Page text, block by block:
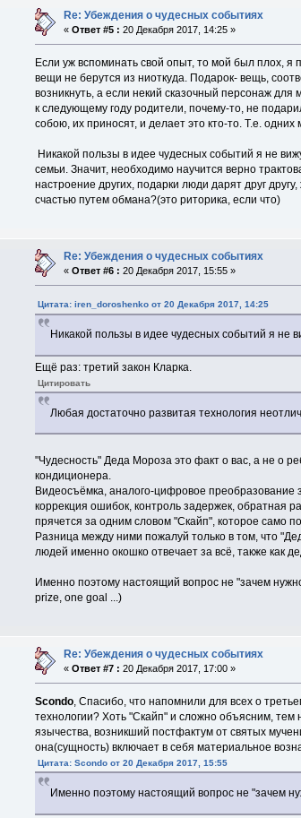
Re: Убеждения о чудесных событиях
«Ответ #5 : 20 Декабря 2017, 14:25 »
Если уж вспоминать свой опыт, то мой был плох, я
вещи не берутся из ниоткуда. Подарок- вещь,
возникнуть, а если некий сказочный персонаж
к следующему году родители, почему-то, не
собою, их приносят, и делает это кто-то. Т.е.
Никакой пользы в идее чудесных событий я не
семьи. Значит, необходимо научится верно
настроение других, подарки люди дарят друг
счастью путем обмана?(это риторика, если что)
Re: Убеждения о чудесных событиях
«Ответ #6 : 20 Декабря 2017, 15:55 »
Цитата: iren_doroshenko от 20 Декабря 2017, 14:25
Никакой пользы в идее чудесных событий я не
Ещё раз: третий закон Кларка.
Цитировать
Любая достаточно развитая технология
"Чудесность" Деда Мороза это факт о вас, а не о
кондиционера.
Видеосъёмка, аналого-цифровое преобразование
коррекция ошибок, контроль задержек, обратная
прячется за одним словом "Скайп", которое само
Разница между ними пожалуй только в том, что
людей именно окошко отвечает за всё, также как
Именно поэтому настоящий вопрос не "зачем
prize, one goal ...)
Re: Убеждения о чудесных событиях
«Ответ #7 : 20 Декабря 2017, 17:00 »
Scondo, Спасибо, что напомнили для всех о
технологии? Хоть "Скайп" и сложно объясним,
язычества, возникший постфактум от святых
она(сущность) включает в себя материальное
Цитата: Scondo от 20 Декабря 2017, 15:55
Именно поэтому настоящий вопрос не "зачем